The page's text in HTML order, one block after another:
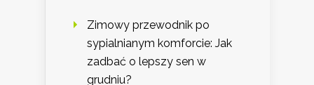
Zimowy przewodnik po
sypialnianym komforcie: Jak
zadbać o lepszy sen w
grudniu?